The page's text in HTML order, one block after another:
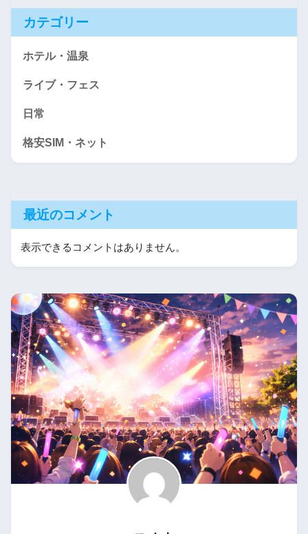
カテゴリー
ホテル・温泉
ライブ・フェス
日常
格安SIM・ネット
最近のコメント
表示できるコメントはありません。